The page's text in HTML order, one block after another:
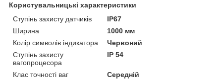
Користувальницькі характеристики
Ступінь захисту датчиків
IP67
Ширина
1000 мм
Колір символів індикатора
Червоний
Ступінь захисту
вагопроцесора
IP 54
Клас точності ваг
Середній